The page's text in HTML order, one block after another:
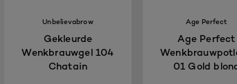
Unbelievabrow
Gekleurde
Wenkbrauwgel 104
Chatain
Age Perfect
Age Perfect
01 Gold